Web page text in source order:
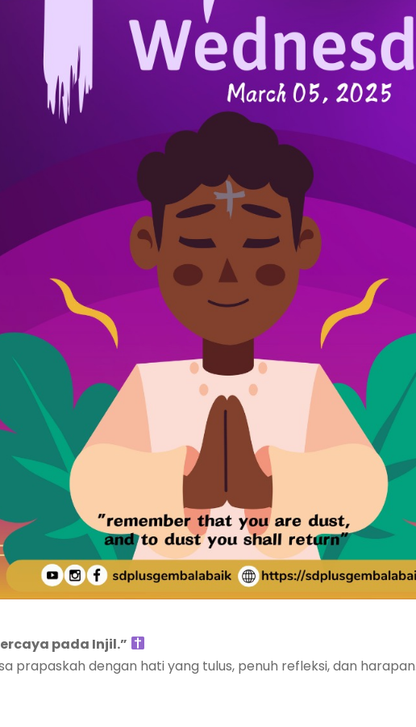
pada Injil.”
prapaskah dengan hati yang tulus, penuh refleksi, dan